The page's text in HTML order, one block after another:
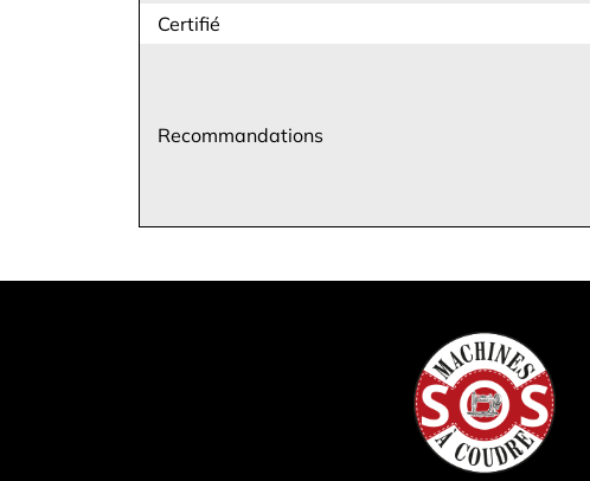
Certifié
Recommandations